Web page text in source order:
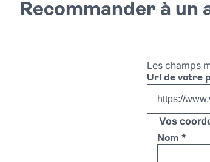
Recommander à un
Les champs
Url de votre
Vos
Nom *